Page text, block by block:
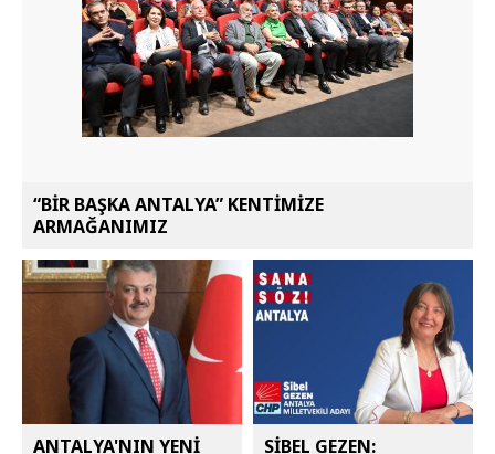
“BİR BAŞKA ANTALYA” KENTİMİZE
ARMAĞANIMIZ
ANTALYA'NIN YENİ SİBEL GEZEN: